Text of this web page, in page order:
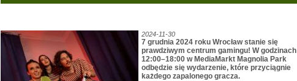
2024-11-30
7 grudnia 2024 roku Wrocław stanie się
prawdziwym centrum gamingu! W godzinach
12:00–18:00 w MediaMarkt Magnolia Park
odbędzie się wydarzenie, które przyciągnie
każdego zapalonego gracza.